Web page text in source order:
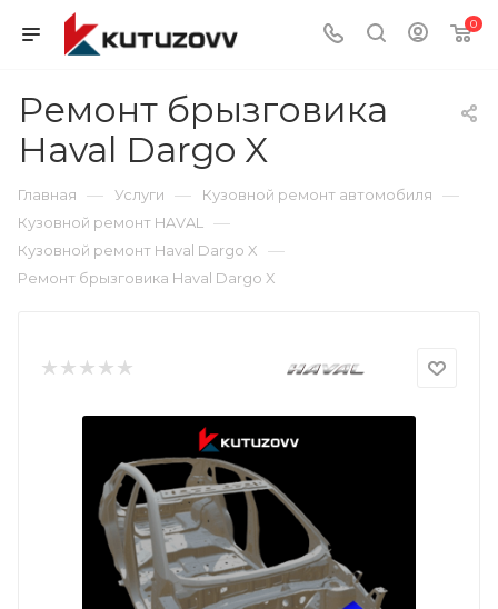
0
Ремонт брызговика
Haval Dargo X
Главная — Услуги — Кузовной ремонт автомобиля —
Кузовной ремонт HAVAL —
Кузовной ремонт Haval Dargo X —
Ремонт брызговика Haval Dargo X